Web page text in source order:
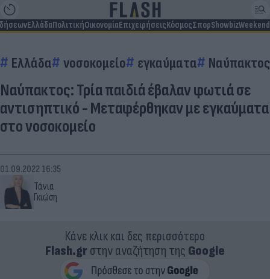
ΕλλάδαΠολιτικήΟικονομίαΕπιχειρήσειςΚόσμοςΣπορShowbizWeekend
Ελλάδα νοσοκομείο εγκαύματα Ναύπακτος
Ναύπακτος: Τρία παιδιά έβαλαν φωτιά σε
αντισηπτικό - Μεταφέρθηκαν με εγκαύματα
στο νοσοκομείο
Τάνια
Γκιώση
01.09.2022 16:35
Κάνε κλικ και δες περισσότερο
Flash.grστην αναζήτηση της Google